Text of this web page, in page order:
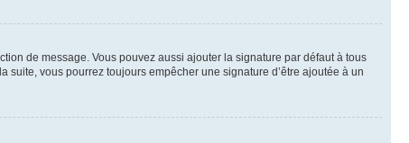
de message. Vous pouvez aussi ajouter la signature par défaut à tous
suite, vous pourrez toujours empêcher une signature d’être ajoutée à un